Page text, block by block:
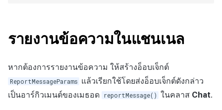
รายงานข้อความในแชนเนล
หากต้องการรายงานข้อความ ให้สร้างอ็อบเจ็กต์
ReportMessageParams แล้วเรียกใช้โดยส่งอ็อบเจ็กต์ดังกล่าว
เป็นอาร์กิวเมนต์ของเมธอด
reportMessage() ในคลาส Chat.